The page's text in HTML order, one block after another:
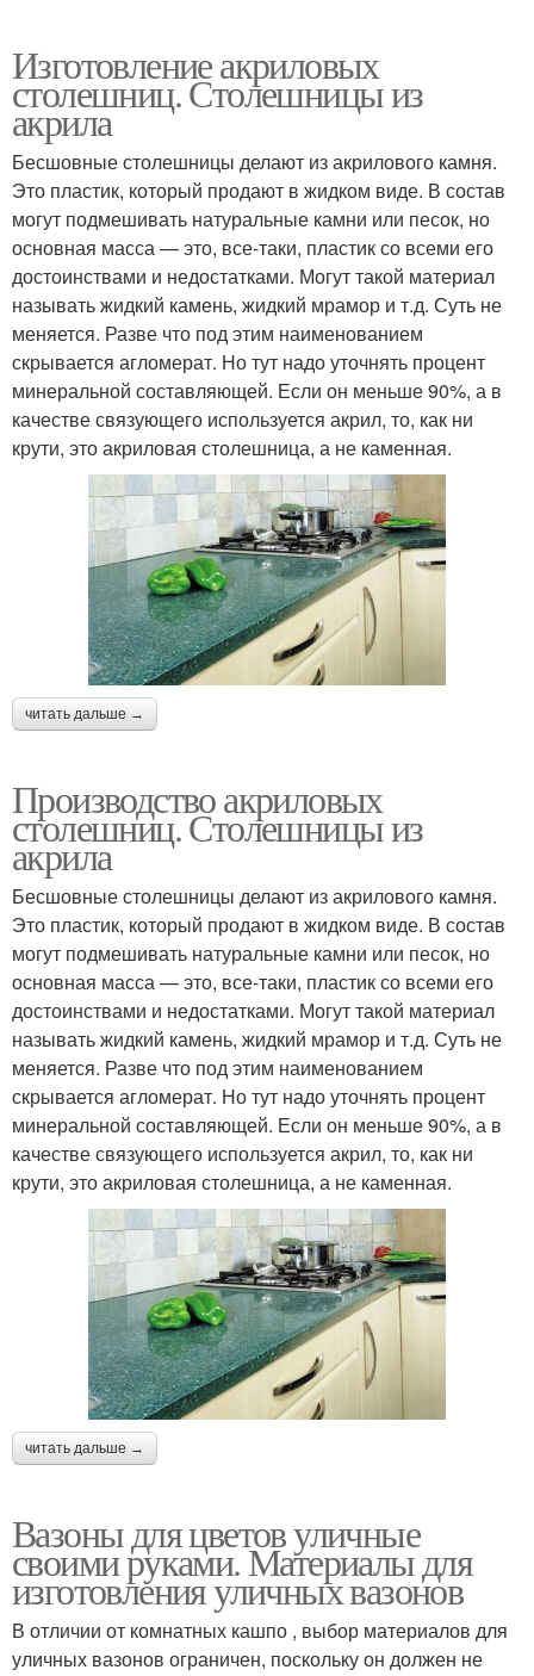
Изготовление акриловых
столешниц. Столешницы из
акрила
Бесшовные столешницы делают из акрилового камня.
Это пластик, который продают в жидком виде. В состав
могут подмешивать натуральные камни или песок, но
основная масса — это, все-таки, пластик со всеми его
достоинствами и недостатками. Могут такой материал
называть жидкий камень, жидкий мрамор и т.д. Суть не
меняется. Разве что под этим наименованием
скрывается агломерат. Но тут надо уточнять процент
минеральной составляющей. Если он меньше 90%, а в
качестве связующего используется акрил, то, как ни
крути, это акриловая столешница, а не каменная.
читать дальше →
Производство акриловых
столешниц. Столешницы из
акрила
Бесшовные столешницы делают из акрилового камня.
Это пластик, который продают в жидком виде. В состав
могут подмешивать натуральные камни или песок, но
основная масса — это, все-таки, пластик со всеми его
достоинствами и недостатками. Могут такой материал
называть жидкий камень, жидкий мрамор и т.д. Суть не
меняется. Разве что под этим наименованием
скрывается агломерат. Но тут надо уточнять процент
минеральной составляющей. Если он меньше 90%, а в
качестве связующего используется акрил, то, как ни
крути, это акриловая столешница, а не каменная.
читать дальше →
Вазоны для цветов уличные
своими руками. Материалы для
изготовления уличных вазонов
В отличии от комнатных кашпо , выбор материалов для
уличных вазонов ограничен, поскольку он должен не